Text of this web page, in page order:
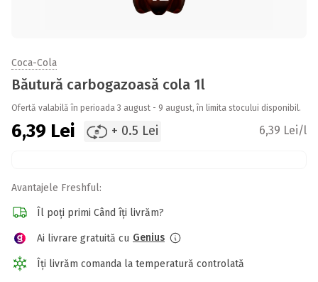
Coca-Cola
Băutură carbogazoasă cola 1l
Ofertă valabilă în perioada 3 august - 9 august, în limita stocului disponibil.
6,39 Lei + 0.5 Lei 6,39 Lei/l
Avantajele Freshful:
Îl poți primi Când îți livrăm?
Ai livrare gratuită cu Genius
Îți livrăm comanda la temperatură controlată